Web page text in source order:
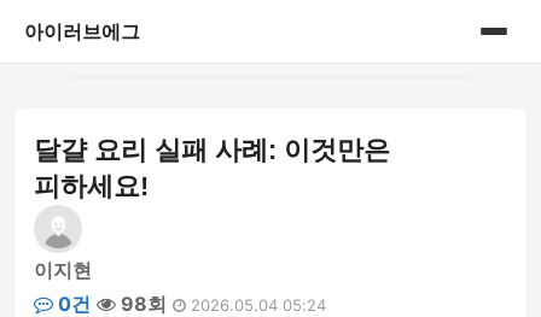
아이러브에그
게시판
달걀 요리 실패 사례: 이것만은
피하세요!
이지현
0건
98회 2026.05.04 05:24